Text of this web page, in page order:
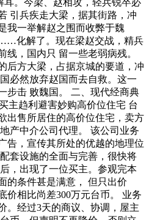
引兵疾走大梁，据其街路，冲
我一举解赵之围而收弊于魏
化解了。现在梁赵交战，精兵
线，国内只 留一些老弱病残。
后方大梁，占据京城的要道，冲
必然放弃赵国而去自救。这一
步击 败魏国。 二、现代经商典
主趋利避害妙购高价位住宅 台
出售所居住的高价位住宅，卖方
产中介公司代理。 该公司业务
告，宣传其所处的优越的地理位
套设施的全面与完善，很快将
，出现了一位买主。参观完本
的条件甚是满意， 但只出价
价相比尚差300万元台币。 业务
。经过3天的商议、协调，屋主